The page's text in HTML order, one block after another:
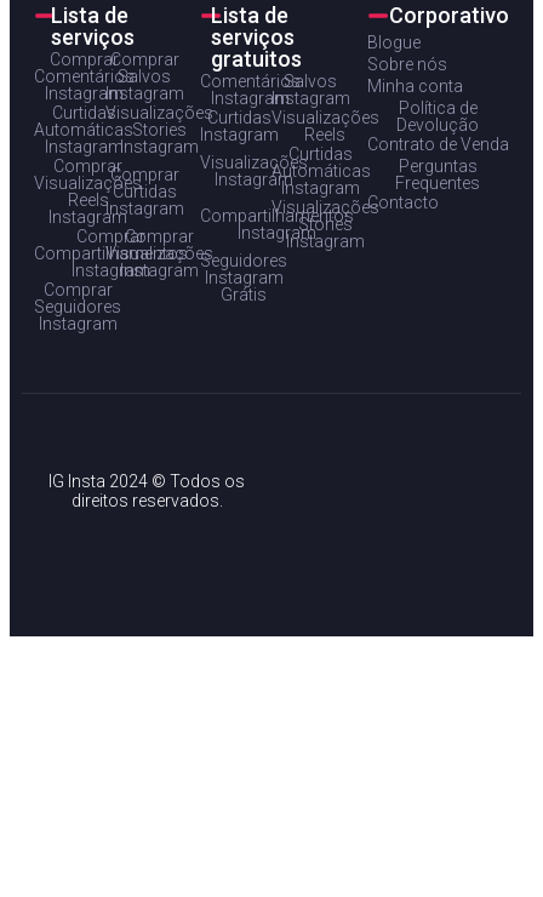
Lista de
serviços
Comprar
Comentários
Instagram
Comprar
Salvos
Instagram
Curtidas
Automáticas
Instagram
Visualizações
Stories
Instagram
Comprar
Visualizações
Reels
Instagram
Comprar
Curtidas
Instagram
Comprar
Compartilhamentos
Instagram
Comprar
Visualizações
Instagram
Comprar
Seguidores
Instagram
Lista de
serviços
gratuitos
Comentários
Instagram
Salvos
Instagram
Curtidas
Instagram
Visualizações
Reels
Visualizações
Instagram
Curtidas
Automáticas
Instagram
Compartilhamentos
Instagram
Visualizações
Stories
Instagram
Seguidores
Instagram
Grátis
Corporativo
Blogue
Sobre nós
Minha conta
Política de
Devolução
Contrato de Venda
Perguntas
Frequentes
Contacto
IG Insta 2024 © Todos os
direitos reservados.